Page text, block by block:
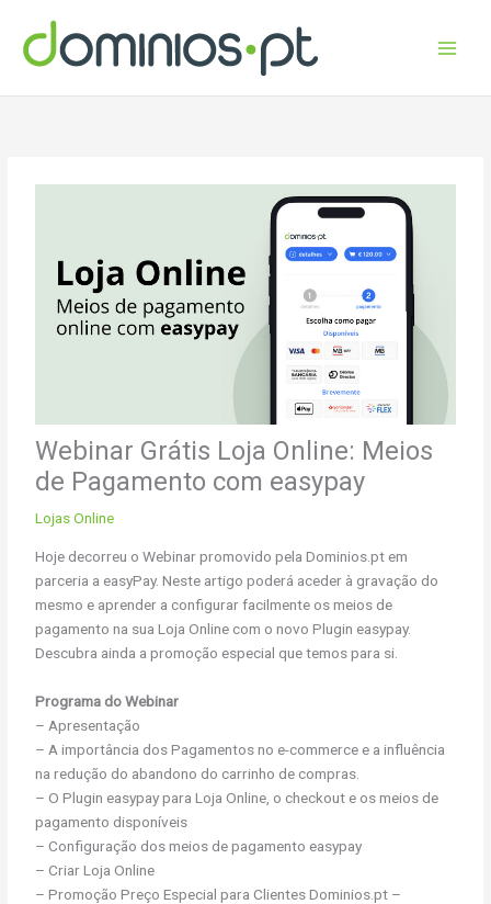
content
Webinar Grátis Loja Online: Meios
de Pagamento com easypay
Lojas Online
Hoje decorreu o Webinar promovido pela Dominios.pt em
parceria a easyPay. Neste artigo poderá aceder à gravação do
mesmo e aprender a configurar facilmente os meios de
pagamento na sua Loja Online com o novo Plugin easypay.
Descubra ainda a promoção especial que temos para si.
Programa do Webinar
– Apresentação
– A importância dos Pagamentos no e-commerce e a influência
na redução do abandono do carrinho de compras.
– O Plugin easypay para Loja Online, o checkout e os meios de
pagamento disponíveis
– Configuração dos meios de pagamento easypay
– Criar Loja Online
– Promoção Preço Especial para Clientes Dominios.pt –